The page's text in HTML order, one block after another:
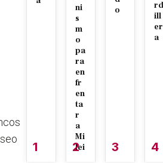
1
ni
s
m
o
pa
ra
en
fr
en
ta
r
a
Mi
lei
2
o
3
rd
ill
er
a
4